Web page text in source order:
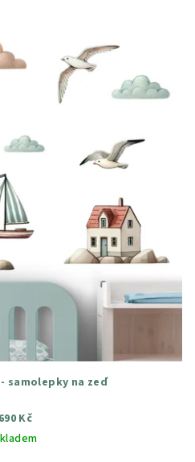
samolepky na zeď
690 Kč